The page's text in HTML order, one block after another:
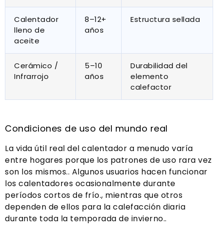
Calentador
lleno de
aceite
8–12+
años
Estructura sellada
Cerámico /
Infrarrojo
5–10
años
Durabilidad del
elemento
calefactor
Condiciones de uso del mundo real
La vida útil real del calentador a menudo varía
entre hogares porque los patrones de uso rara vez
son los mismos.. Algunos usuarios hacen funcionar
los calentadores ocasionalmente durante
períodos cortos de frío., mientras que otros
dependen de ellos para la calefacción diaria
durante toda la temporada de invierno..